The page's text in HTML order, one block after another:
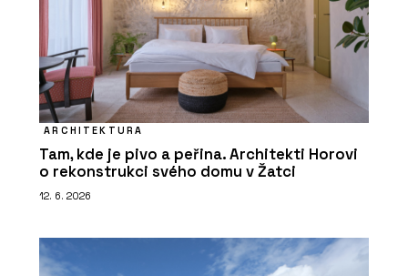
ARCHITEKTURA
Tam, kde je pivo a peřina. Architekti Horovi
o rekonstrukci svého domu v Žatci
12. 6. 2026